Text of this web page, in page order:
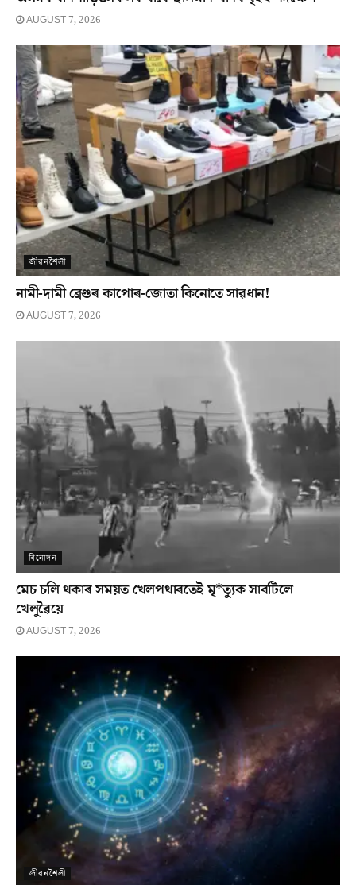
AUGUST 7, 2026
জীৱনশৈলী
নামী-দামী ব্ৰেণ্ডৰ কাপোৰ-জোতা কিনোতে সাৱধান!
AUGUST 7, 2026
বিনোদন
মেচ চলি থকাৰ সময়ত খেলপথাৰতেই মৃ*ত্যুক সাবটিলে
খেলুৱৈয়ে
AUGUST 7, 2026
জীৱনশৈলী